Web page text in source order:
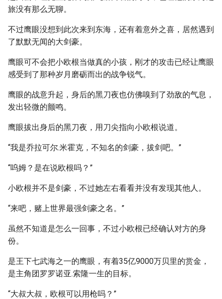
旅没有那么无聊。
不过鹰眼没想到此次来到东海，还有着意外之喜，居然遇到
了默默无闻的大剑豪。
鹰眼可不会把小欧根当做真的小孩，刚才的攻击已经让鹰眼
感受到了那种岁月磨砺而出的战争锐气。
鹰眼的战意升起，身后的黑刀夜也仿佛嗅到了劲敌的气息，
发出轻微的颤鸣。
鹰眼拔出身后的黑刀夜，用刀尖指向小欧根说道。
“我是乔拉可尔.米霍克，不知名的剑豪，拔剑吧。”
“呜姆？是在说欧根吗？”
小欧根并不是剑豪，不过她左右看看并没有发现其他人。
“来吧，赌上世界最强剑豪之名。”
虽然不知道是怎么一回事，不过小欧根已经确认对方的身
份。
是王下七武海之一的鹰眼，有着35亿9000万贝里的赏金，
是主角团罗罗诺亚.索隆一生的目标。
“大叔大叔，欧根可以用枪吗？”